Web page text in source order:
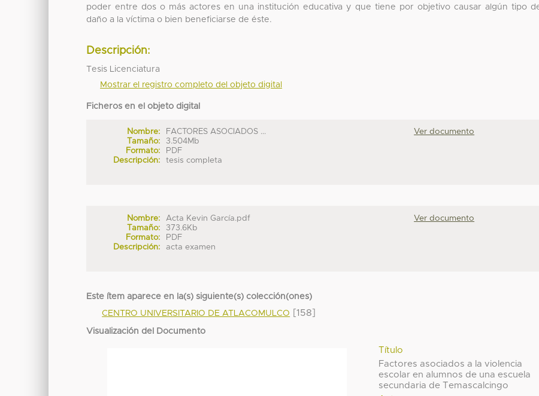
poder entre dos o más actores en una institución educativa y que tiene por objetivo causar algún tipo
daño a la víctima o bien beneficiarse de éste.
Descripción:
Tesis Licenciatura
Mostrar el registro completo del objeto digital
Ficheros en el objeto digital
Nombre:
FACTORES ASOCIADOS ...
Tamaño:
3.504Mb
Formato:
PDF
Descripción:
tesis completa
Ver documento
Nombre:
Acta Kevin García.pdf
Tamaño:
373.6Kb
Formato:
PDF
Descripción:
acta examen
Ver documento
Este ítem aparece en la(s) siguiente(s) colección(ones)
CENTRO UNIVERSITARIO DE ATLACOMULCO
[158]
Visualización del Documento
Título
Factores asociados a la violencia
escolar en alumnos de una escuela
secundaria de Temascalcingo